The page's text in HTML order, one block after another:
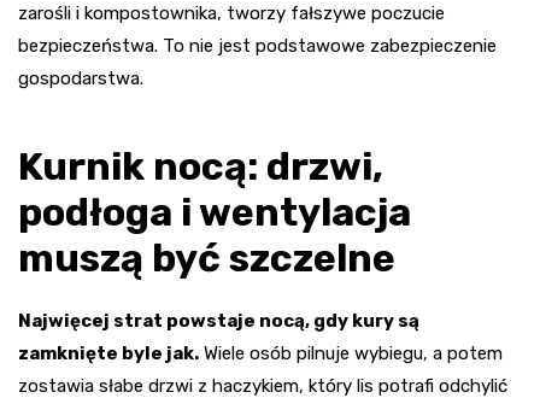
zarośli i kompostownika, tworzy fałszywe poczucie
bezpieczeństwa. To nie jest podstawowe zabezpieczenie
gospodarstwa.
Kurnik nocą: drzwi,
podłoga i wentylacja
muszą być szczelne
Najwięcej strat powstaje nocą, gdy kury są
zamknięte byle jak. Wiele osób pilnuje wybiegu, a potem
zostawia słabe drzwi z haczykiem, który lis potrafi odchylić